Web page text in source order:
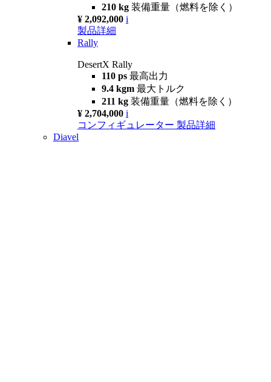
210 kg 装備重量（燃料を除く）
¥ 2,092,000 i
製品詳細
Rally
DesertX Rally
110 ps 最高出力
9.4 kgm 最大トルク
211 kg 装備重量（燃料を除く）
¥ 2,704,000 i
コンフィギュレーター 製品詳細
Diavel